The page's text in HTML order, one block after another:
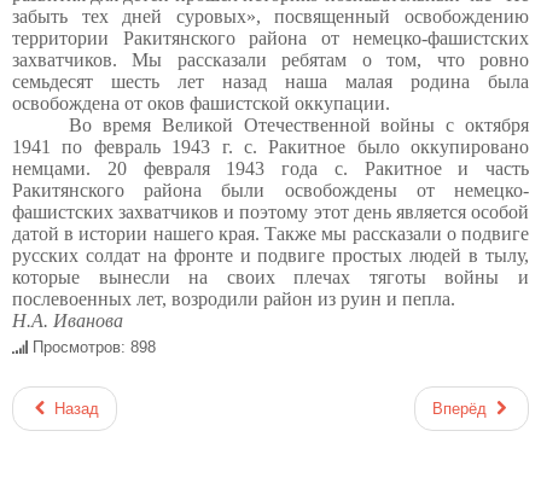
забыть тех дней суровых», посвященный освобождению
территории Ракитянского района от немецко-фашистских
захватчиков. Мы рассказали ребятам о том, что ровно
семьдесят шесть лет назад наша малая родина была
освобождена от оков фашистской оккупации.
Во время Великой Отечественной войны с октября
1941 по февраль 1943 г. с. Ракитное было оккупировано
немцами. 20 февраля 1943 года с. Ракитное и часть
Ракитянского района были освобождены от немецко-
фашистских захватчиков ипоэтому этот день являетсяособой
датой в истории нашего края. Также мы рассказали о подвиге
русских солдат на фронте и подвиге простых людей в тылу,
которые вынесли на своих плечах тяготы войны и
послевоенных лет, возродили район из руин и пепла.
Н.А. Иванова
Просмотров: 898
Назад Вперёд